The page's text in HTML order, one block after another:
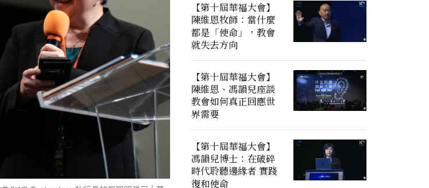
【第十屆華福大會】
陳維恩牧師：當什麼
都是「使命」，教會
就失去方向
【第十屆華福大會】
陳維恩、馮韻兒座談
教會如何真正回應世
界需要
【第十屆華福大會】
馮韻兒博士：在破碎
時代聆聽邊緣者 實踐
復和使命